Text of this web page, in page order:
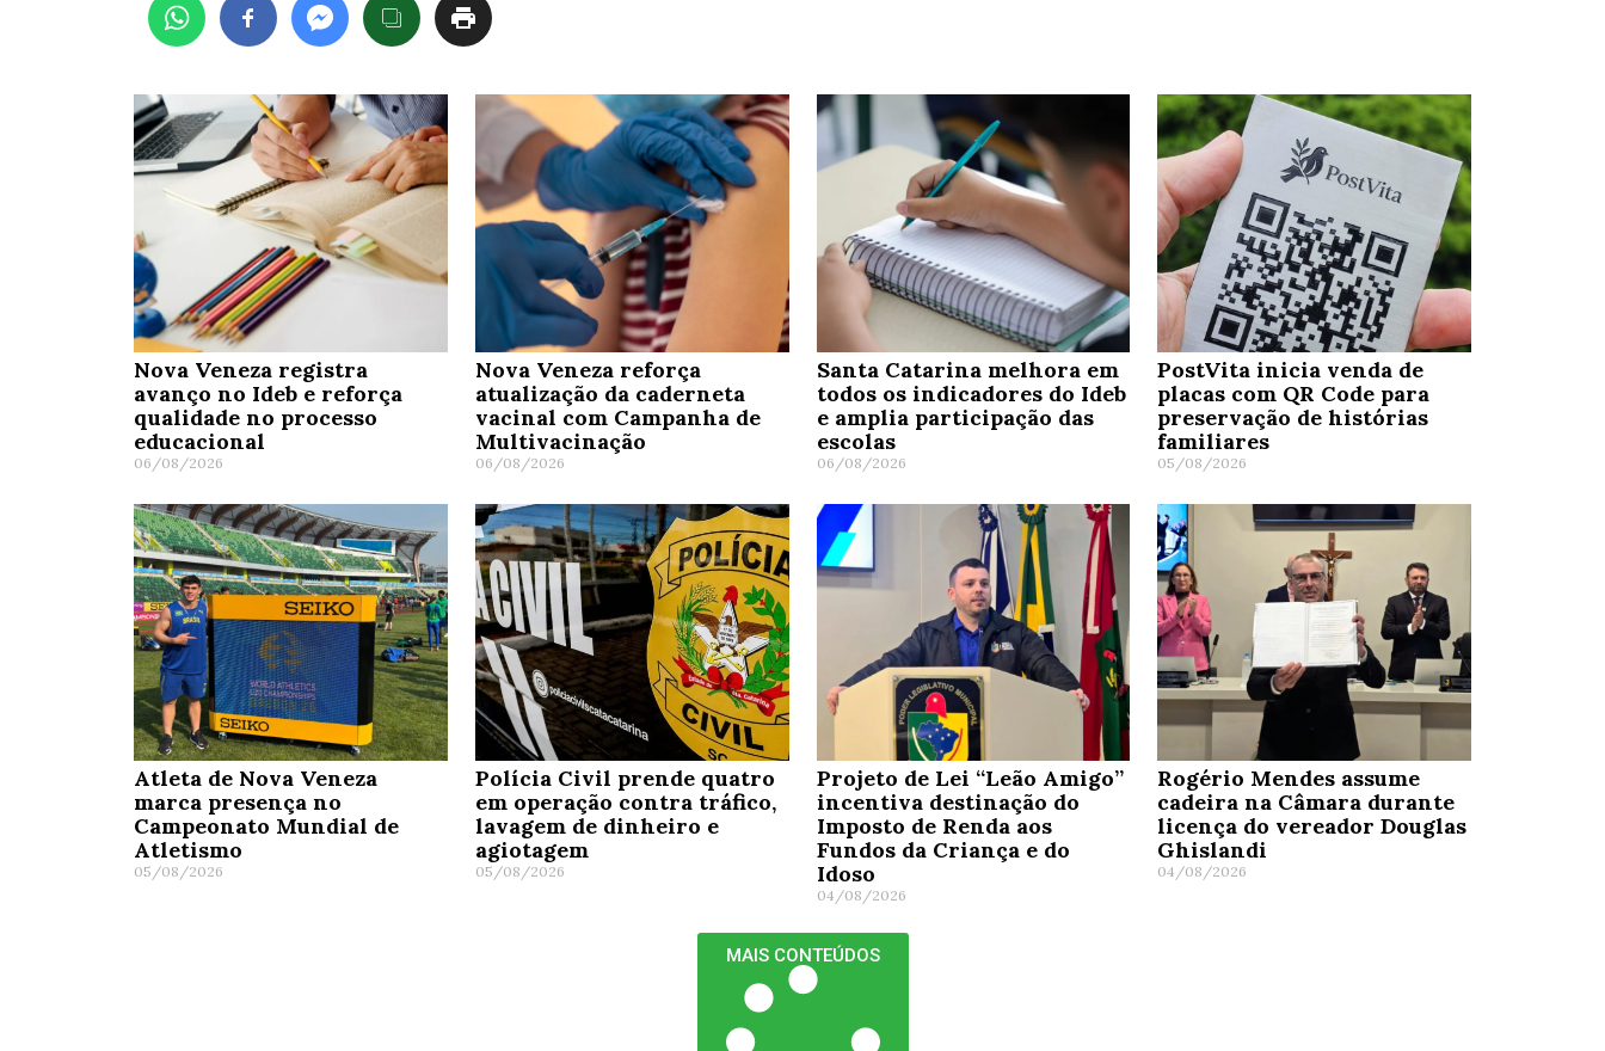
Nova Veneza registra
avanço no Ideb e reforça
qualidade no processo
educacional
06/08/2026
Nova Veneza reforça
atualização da caderneta
vacinal com Campanha de
Multivacinação
06/08/2026
Santa Catarina melhora em
todos os indicadores do Ideb
e amplia participação das
escolas
06/08/2026
PostVita inicia venda de
placas com QR Code para
preservação de histórias
familiares
05/08/2026
Atleta de Nova Veneza
marca presença no
Campeonato Mundial de
Atletismo
05/08/2026
Polícia Civil prende quatro
em operação contra tráfico,
lavagem de dinheiro e
agiotagem
05/08/2026
Projeto de Lei “Leão Amigo”
incentiva destinação do
Imposto de Renda aos
Fundos da Criança e do
Idoso
04/08/2026
Rogério Mendes assume
cadeira na Câmara durante
licença do vereador Douglas
Ghislandi
04/08/2026
MAIS CONTEÚDOS